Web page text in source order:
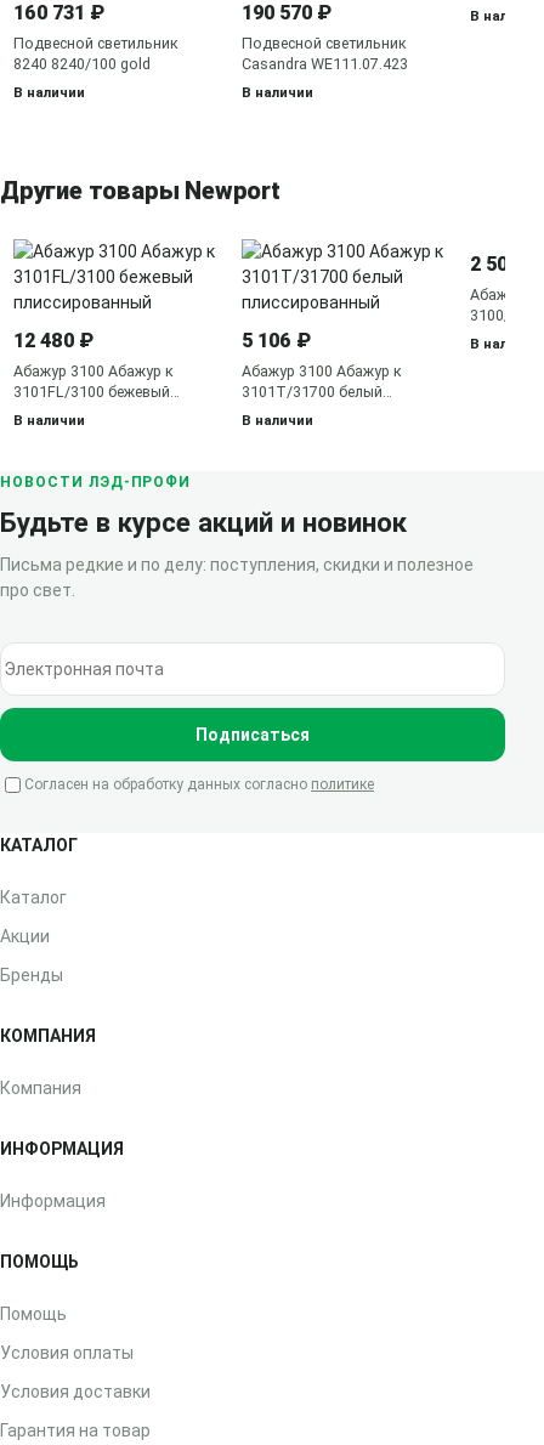
160 731 ₽
Подвесной светильник
8240 8240/100 gold
В наличии
190 570 ₽
Подвесной светильник
Casandra WE111.07.423
В наличии
В наличии
Другие товары Newport
12 480 ₽
Абажур 3100 Абажур к
3101FL/3100 бежевый
плиссированный
В наличии
5 106 ₽
Абажур 3100 Абажур к
3101T/31700 белый
плиссированный
В наличии
2 500 ₽
Абажур
3100/S
В наличии
НОВОСТИ ЛЭД-ПРОФИ
Будьте в курсе акций и новинок
Письма редкие и по делу: поступления, скидки и полезное
про свет.
Электронная почта
Подписаться
Согласен на обработку данных согласно политике
КАТАЛОГ
Каталог
Акции
Бренды
КОМПАНИЯ
Компания
ИНФОРМАЦИЯ
Информация
ПОМОЩЬ
Помощь
Условия оплаты
Условия доставки
Гарантия на товар